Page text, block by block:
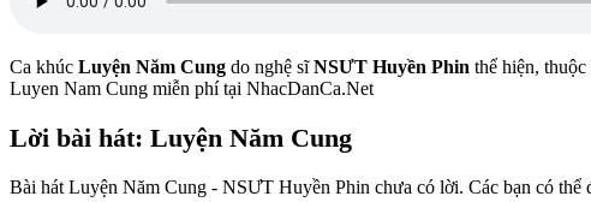
Ca khúc Luyện Năm Cung do nghệ sĩNSƯT Huyền Phin thể hiện,
Luyen Nam Cung miễn phí tại NhacDanCa.Net
Lời bài hát: Luyện Năm Cung
Bài hát Luyện Năm Cung - NSƯT Huyền Phin chưa có lời. Các bạn có thể